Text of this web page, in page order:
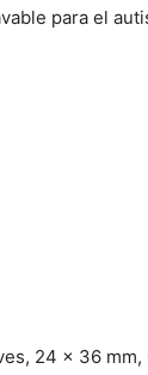
para el
24 x 36 mm,